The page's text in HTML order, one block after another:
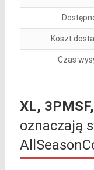
Koszt
Czas
XL,
oznaczają